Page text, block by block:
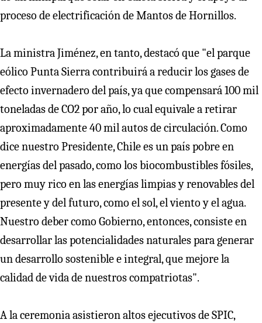
proceso de electrificación de Mantos de Hornillos.
La ministra Jiménez, en tanto, destacó que "el parque
eólico Punta Sierra contribuirá a reducir los gases de
efecto invernadero del país, ya que compensará 100 mil
toneladas de CO2 por año, lo cual equivale a retirar
aproximadamente 40 mil autos de circulación. Como
dice nuestro Presidente, Chile es un país pobre en
energías del pasado, como los biocombustibles fósiles,
pero muy rico en las energías limpias y renovables del
presente y del futuro, como el sol, el viento y el agua.
Nuestro deber como Gobierno, entonces, consiste en
desarrollar las potencialidades naturales para generar
un desarrollo sostenible e integral, que mejore la
calidad de vida de nuestros compatriotas".
A la ceremonia asistieron altos ejecutivos de SPIC,